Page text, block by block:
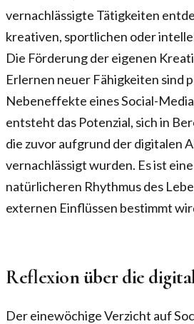
vernachlässigte Tätigkeiten
kreativen, sportlichen oder
Die Förderung der eigenen
Erlernen neuer Fähigkeiten sind
Nebeneffekte eines Social-
entsteht das Potenzial, sich in
die zuvor aufgrund der digitalen
vernachlässigt wurden. Es ist
natürlicheren Rhythmus des
externen Einflüssen bestimmt
Reflexion über die
Der einewöchige Verzicht auf